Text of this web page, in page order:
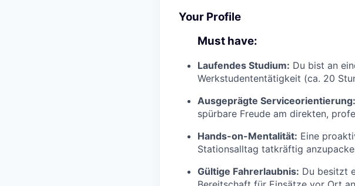
Your Profile
Must have:
Laufendes Studium: Du bist an
Werkstudententätigkeit (ca. 20
Ausgeprägte Serviceorientierung:
spürbare Freude am direkten,
Hands-on-Mentalität: Eine
Stationsalltag tatkräftig
Gültige Fahrerlaubnis: Du besitzt